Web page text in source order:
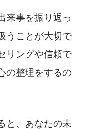
来事を振り返っ
うことが大切で
リングや信頼で
の整理をするの
と、あなたの未